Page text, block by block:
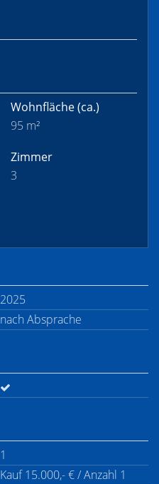
Wohnfläche(ca.)
95 m²
Zimmer
3
2025
nach Absprache
1
Kauf 15.000,- € / Anzahl 1